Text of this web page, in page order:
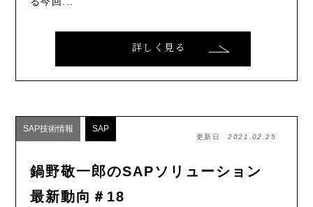
詳しく見る
SAP技術情報 SAP
更新日2021.02.25
鍋野敬一郎のSAPソリューション
最新動向＃18